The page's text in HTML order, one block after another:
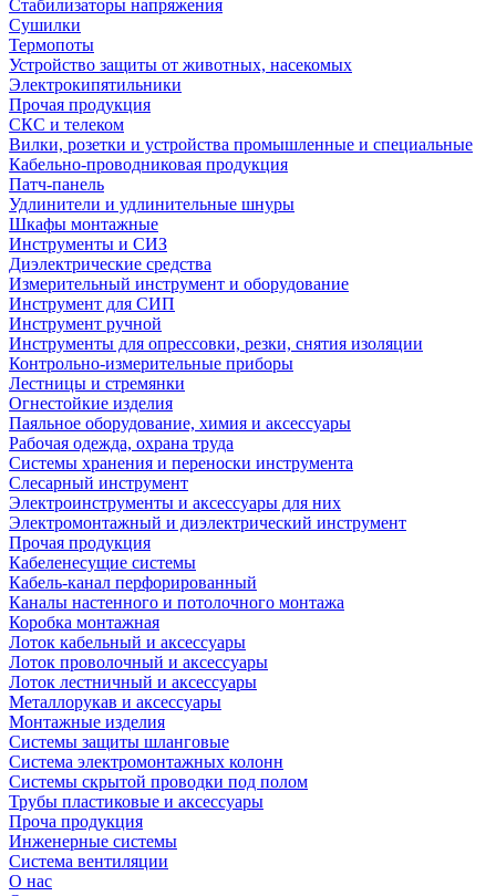
Стабилизаторы напряжения
Сушилки
Термопоты
Устройство защиты от животных, насекомых
Электрокипятильники
Прочая продукция
СКС и телеком
Вилки, розетки и устройства промышленные и специальные
Кабельно-проводниковая продукция
Патч-панель
Удлинители и удлинительные шнуры
Шкафы монтажные
Инструменты и СИЗ
Диэлектрические средства
Измерительный инструмент и оборудование
Инструмент для СИП
Инструмент ручной
Инструменты для опрессовки, резки, снятия изоляции
Контрольно-измерительные приборы
Лестницы и стремянки
Огнестойкие изделия
Паяльное оборудование, химия и аксессуары
Рабочая одежда, охрана труда
Системы хранения и переноски инструмента
Слесарный инструмент
Электроинструменты и аксессуары для них
Электромонтажный и диэлектрический инструмент
Прочая продукция
Кабеленесущие системы
Кабель-канал перфорированный
Каналы настенного и потолочного монтажа
Коробка монтажная
Лоток кабельный и аксессуары
Лоток проволочный и аксессуары
Лоток лестничный и аксессуары
Металлорукав и аксессуары
Монтажные изделия
Системы защиты шланговые
Система электромонтажных колонн
Системы скрытой проводки под полом
Трубы пластиковые и аксессуары
Проча продукция
Инженерные системы
Система вентиляции
О нас